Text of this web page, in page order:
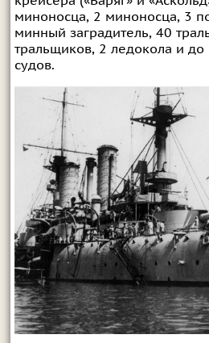
миноносца, 2 миноносца, 3
минный заградитель, 40
тральщиков, 2 ледокола и до
судов.